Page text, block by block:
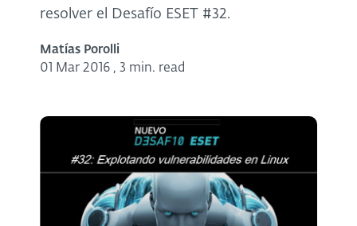
resolver el Desafío ESET #32.
Matías Porolli
01 Mar 2016 , 3 min. read